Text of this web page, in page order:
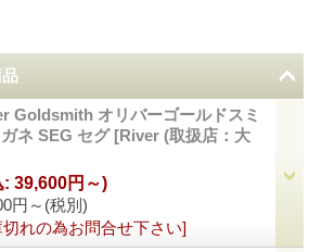
Goldsmith オリバーゴールドスミ
ネ SEG セグ [River (取扱店：大
円～ (税別)
: 39,600円～)
切れの為お問合せ下さい]